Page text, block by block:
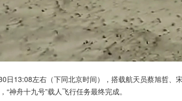
日13:08左右（下同北京时间），搭载航天员蔡旭哲、
“神舟十九号”载人飞行任务最终完成。